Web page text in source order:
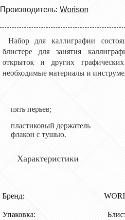
Производитель: Worison
Набор для каллиграфии
блистере для занятия
открыток и других
необходимые материалы и
пять перьев;
пластиковый держатель
флакон с тушью.
Характеристики
Бренд:
Упаковка: Блистер с